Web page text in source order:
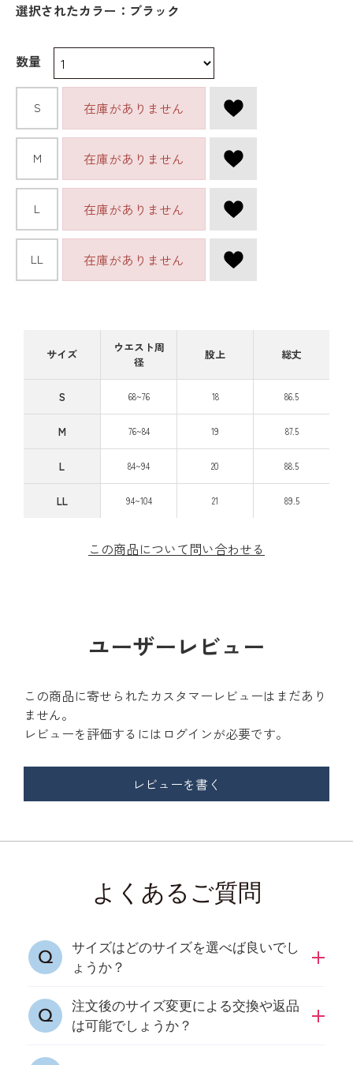
サイズ
ウエスト周
径
股上 総丈
S 68~76 18 86.5
M 76~84 19 87.5
L 84~94 20 88.5
LL 94~104 21 89.5
選択されたカラー：ブラック
数量
S 在庫がありません
M 在庫がありません
L 在庫がありません
LL 在庫がありません
この商品について問い合わせる
ユーザーレビュー
この商品に寄せられたカスタマーレビューはまだあり
ません。
レビューを評価するには ログインが必要です。
レビューを書く
よくあるご質問
サイズはどのサイズを選べば良いでし
ょうか？
日ごろ着用のサイズをおすすめしております。
サイズを迷われた場合、大きいサイズを推奨し
注文後のサイズ変更による交換や返品
は可能でしょうか？